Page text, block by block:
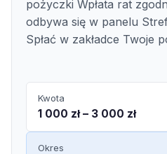
pożyczki Wpłata rat
odbywa się w panelu
Spłać w zakładce Twoje
Kwota
1 000 zł – 3 000 zł
Okres